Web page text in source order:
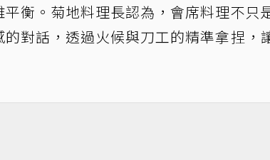
衡。菊地料理長認為，會席料理不只
對話，透過火候與刀工的精準拿捏，